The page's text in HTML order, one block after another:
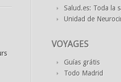
Salud.es: Toda la
Unidad de
VOYAGES
Guías grátis
Todo Madrid